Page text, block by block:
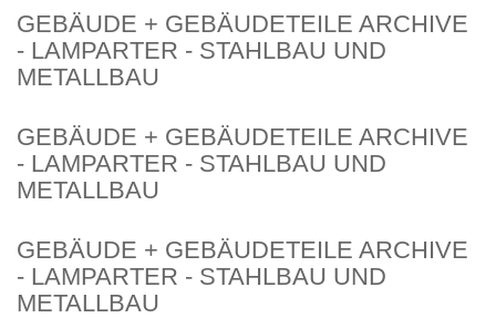
GEBÄUDE + GEBÄUDETEILE ARCHIVE
- LAMPARTER - STAHLBAU UND
METALLBAU
GEBÄUDE + GEBÄUDETEILE ARCHIVE
- LAMPARTER - STAHLBAU UND
METALLBAU
GEBÄUDE + GEBÄUDETEILE ARCHIVE
- LAMPARTER - STAHLBAU UND
METALLBAU